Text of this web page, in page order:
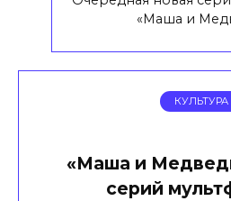
«Маша и
КУЛЬТУРА
«Маша и
серий